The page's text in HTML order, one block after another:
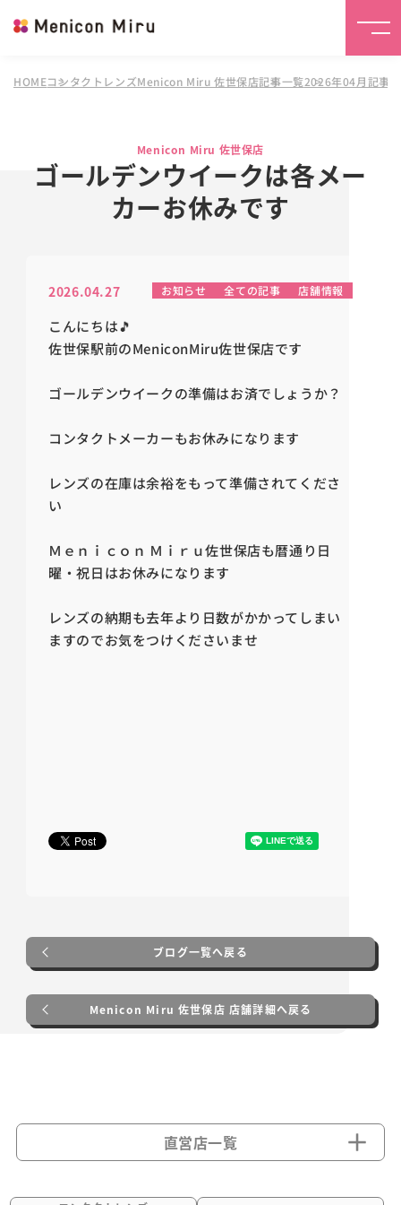
HOMEコンタクトレンズMenicon Miru 佐世保店記事一覧2026年04月記事
Menicon Miru 佐世保店
ゴールデンウイークは各メー
カーお休みです
2026.04.27 お知らせ 全ての記事 店舗情報
こんにちは🎵
佐世保駅前のMeniconMiru佐世保店です
ゴールデンウイークの準備はお済でしょうか？
コンタクトメーカーもお休みになります
レンズの在庫は余裕をもって準備されてくださ
い
Ｍｅｎｉｃｏｎ Ｍｉｒｕ佐世保店も暦通り日
曜・祝日はお休みになります
レンズの納期も去年より日数がかかってしまい
ますのでお気をつけくださいませ
ブログ一覧へ戻る
Menicon Miru 佐世保店 店舗詳細へ戻る
直営店一覧